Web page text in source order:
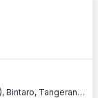
Jl. Maleo Raya Blok JA1 No. 1 (Bintaro Sektor 9), Bintaro, Tangerang Selatan, Banten